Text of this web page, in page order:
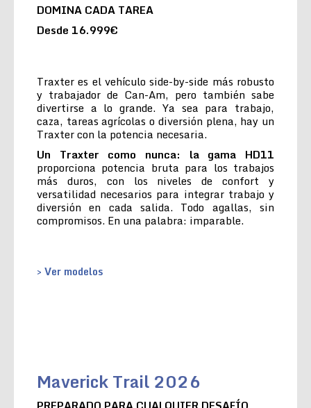
DOMINA CADA TAREA
Desde 16.999€
Traxter es el vehículo side-by-side más robusto
y trabajador de Can-Am, pero también sabe
divertirse a lo grande. Ya sea para trabajo,
caza, tareas agrícolas o diversión plena, hay un
Traxter con la potencia necesaria.
Un Traxter como nunca: la gama HD11
proporciona potencia bruta para los trabajos
más duros, con los niveles de confort y
versatilidad necesarios para integrar trabajo y
diversión en cada salida. Todo agallas, sin
compromisos. En una palabra: imparable.
> Ver modelos
Maverick Trail 2026